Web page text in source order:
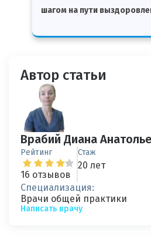
шагом на пути
Автор статьи
Врабий Диана
Рейтинг
16 отзывов
Стаж
20 лет
Специализация:
Врачи общей практики
Написать врачу